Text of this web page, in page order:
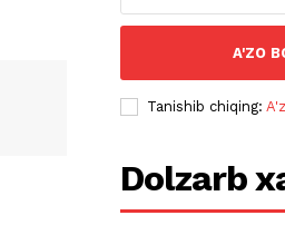
A'ZO
Tanishib chiqing:
Dolzarb